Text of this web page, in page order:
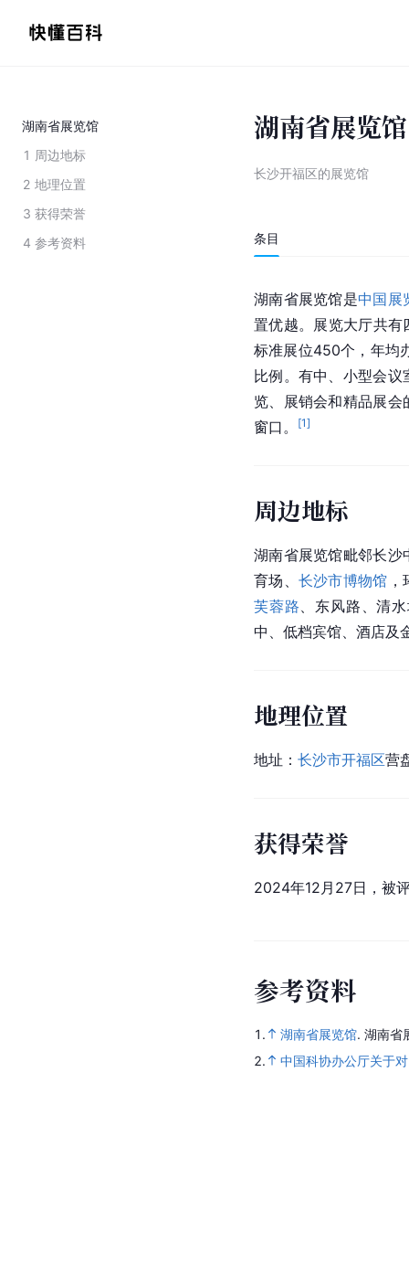
湖南省展览馆
1 周边地标
2 地理位置
3 获得荣誉
4 参考资料
湖南省展览馆
长沙开福区的展览馆
条目
湖南省展览馆是中国展
置优越。展览大厅共
标准展位450个，年均
比例。有中、小型会
览、展销会和精品展
窗口。
[1]
周边地标
湖南省展览馆毗邻长沙
育场、 长沙市博物馆
芙蓉路 、东风路、清
中、低档宾馆、酒店及
地理位置
地址： 长沙市开福区营
获得荣誉
2024年12月27日，被
参考资料
1. 湖南省展览馆. 湖南省
2.
中国科协办公厅关于